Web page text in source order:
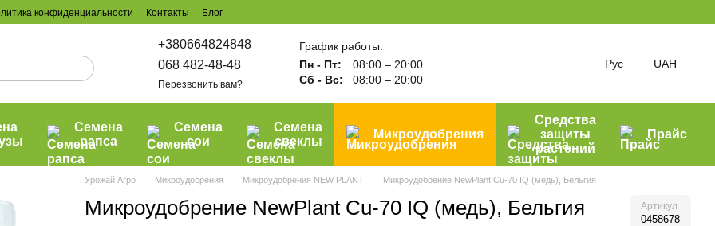
конфиденциальности Контакты Блог
+380664824848
068 482-48-48
Перезвонить вам?
График работы:
Пн - Пт:
08:00 – 20:00
Сб - Вс:
08:00 – 20:00
Рус UAH
Семена
рапса
Семена
сои
Семена
свеклы
Микроудобрения
Средства
защиты
растений
Прайс
Урожай Агро Микроудобрения Микроудобрения NEW PLANT Микроудобрение NewPlant Cu-70 IQ (медь), Бельгия
Микроудобрение NewPlant Cu-70 IQ (медь), Бельгия Артикул
0458678